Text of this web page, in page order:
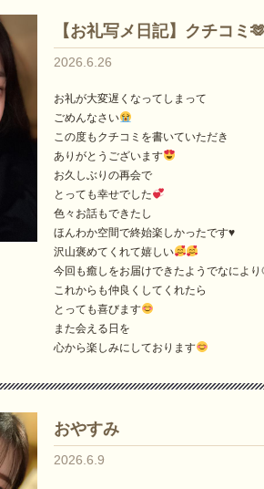
【お礼写メ日記】クチコミ
2026.6.26
お礼が大変遅くなってしまって
ごめんなさい
この度もクチコミを書いていただき
ありがとうございます
お久しぶりの再会で
とっても幸せでした
色々お話もできたし
ほんわか空間で終始楽しかったです♥️
沢山褒めてくれて嬉しい
今回も癒しをお届けできたようでなにより
これからも仲良くしてくれたら
とっても喜びます
また会える日を
心から楽しみにしております
おやすみ
2026.6.9